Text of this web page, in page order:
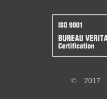
© 2017